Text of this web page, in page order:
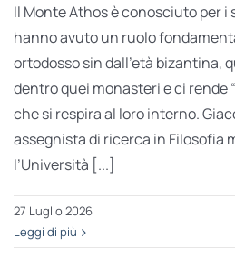
Il Monte Athos è conosciuto per
hanno avuto un ruolo
ortodosso sin dall’età bizantina,
dentro quei monasteri e ci rende
che si respira al loro interno.
assegnista di ricerca in Filosofia
l’Università [...]
27 Luglio 2026
Leggi di più